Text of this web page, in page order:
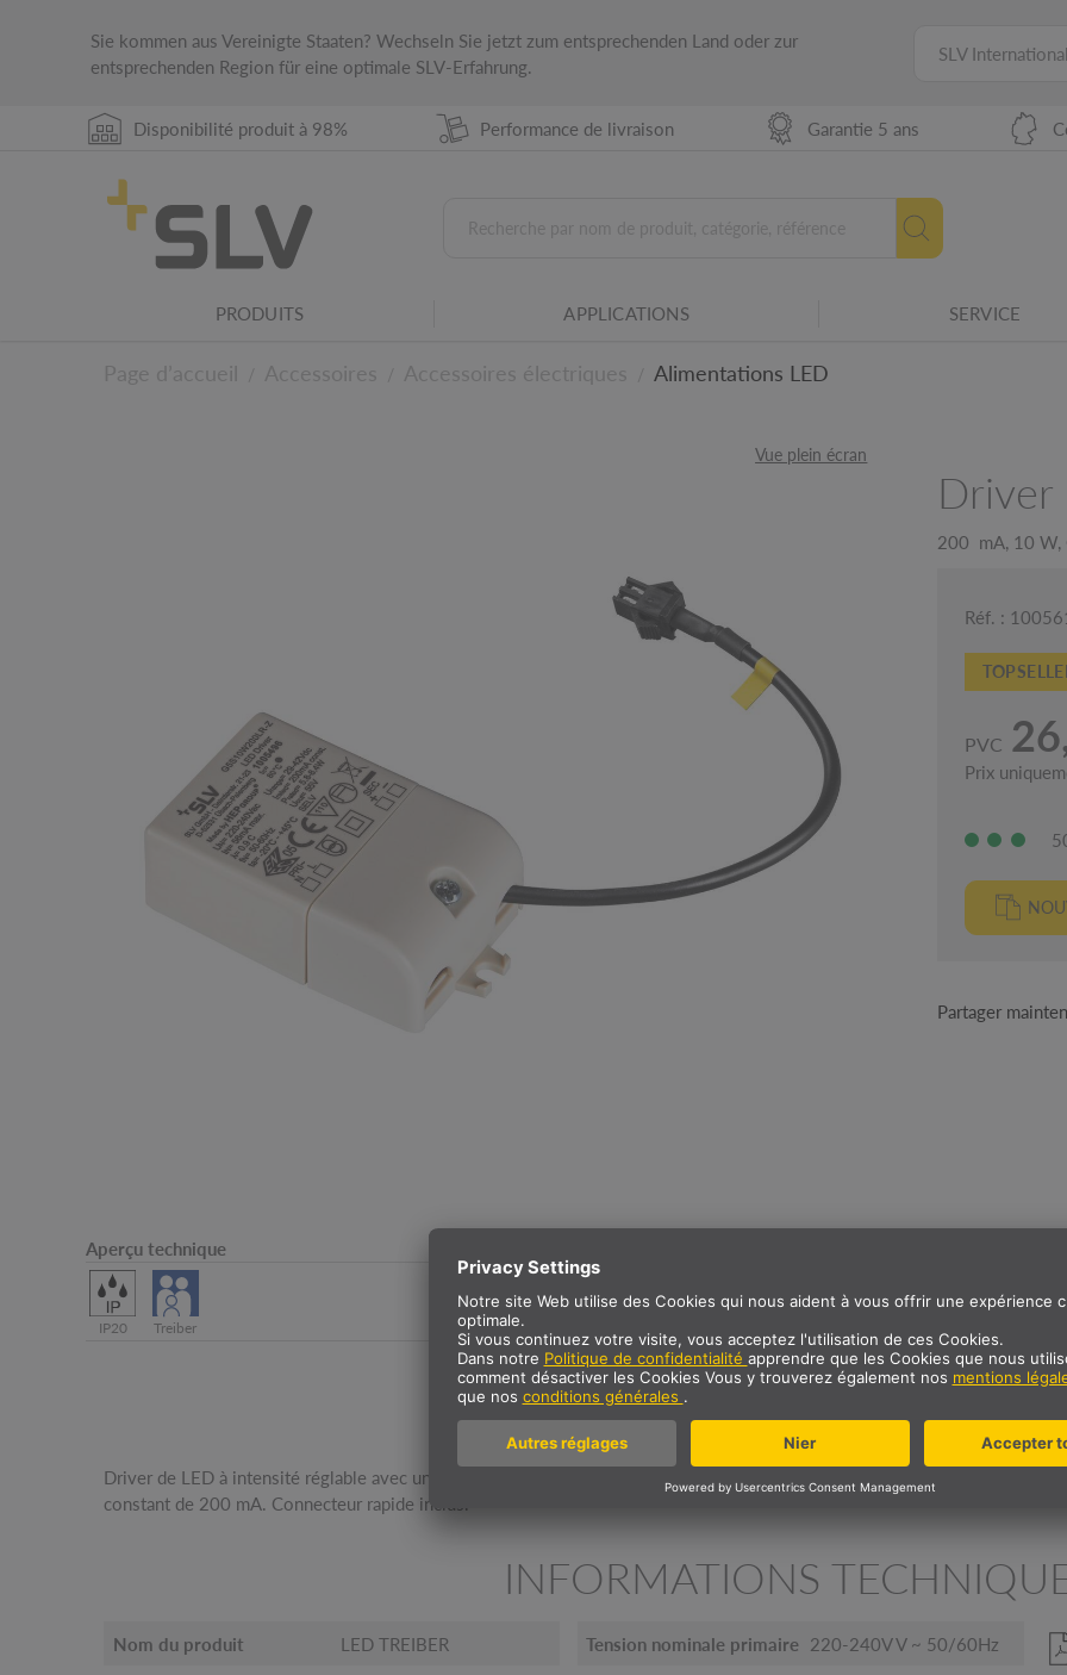
Sie kommen aus Vereinigte Staaten? Wechseln Sie jetzt zum entsprechenden Land oder zur
entsprechenden Region für eine optimale SLV-Erfahrung.
SLV
Disponibilité produit à 98% Performance de livraison Garantie 5 ans
PRODUITS APPLICATIONS SERVICE
Alimentations LED
Vue plein écran
Aperçu technique
IP20 Treiber
Driver
200 mA, 10 W,
Réf. :
PVC
Prix
Partager
DESCRIPTION
Driver de LED à intensité réglable avec une puissance de 10 W avec un courant
constant de 200 mA. Connecteur rapide inclus.
INFORMATIONS
Nom du produit LED TREIBER Tension nominale primaire 220-240V V ~ 50/60Hz